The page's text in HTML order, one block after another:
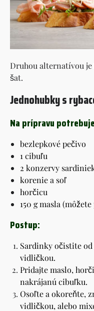
Druhou alternatívou je
šat.
Jednohubky s
Na prípravu
bezlepkové pečivo
1 cibuľu
2 konzervy
korenie a soľ
horčicu
150 g masla
Postup:
Sardinky očistite
vidličkou.
Pridajte maslo,
nakrájanú cibuľku.
Osoľte a okoreňte,
vidličkou, alebo